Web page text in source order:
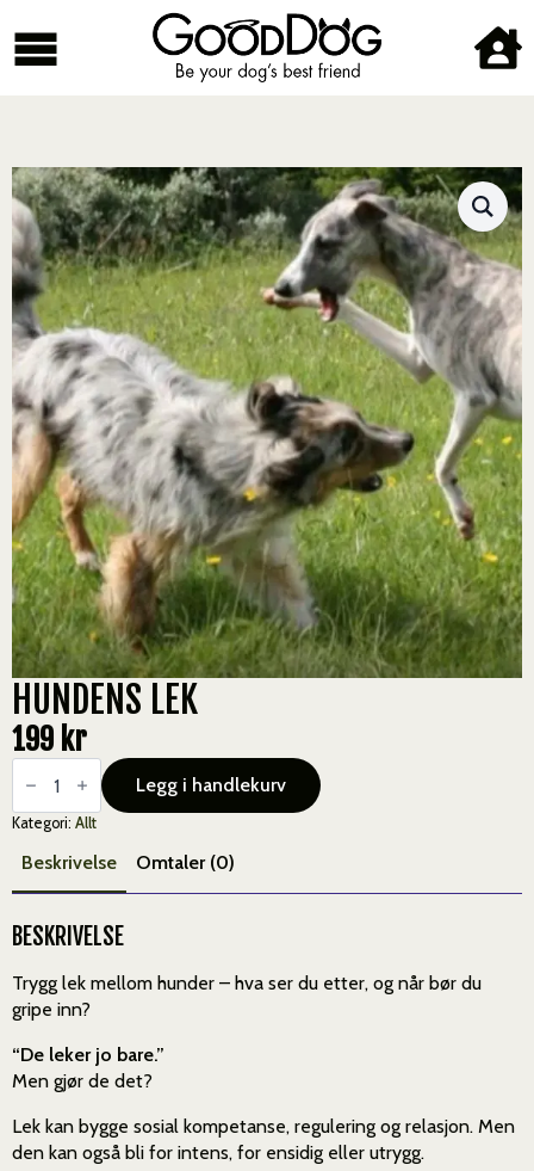
HUNDENS LEK
199 kr
Hundens
Lek
Legg i handlekurv
Kategori: Allt
Beskrivelse Omtaler (0)
BESKRIVELSE
Trygg lek mellom hunder – hva ser du etter, og når bør du
gripe inn?
“De leker jo bare.”
Men gjør de det?
Lek kan bygge sosial kompetanse, regulering og relasjon. Men
den kan også bli for intens, for ensidig eller utrygg.